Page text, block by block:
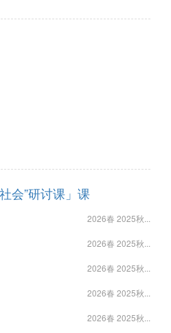
会”研讨课」课
2026春 2025秋...
2026春 2025秋...
2026春 2025秋...
2026春 2025秋...
2026春 2025秋...